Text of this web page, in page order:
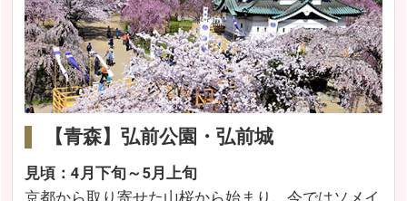
【青森】弘前公園・弘前城
見頃：4月下旬～5月上旬
京都から取り寄せた山桜から始まり、今ではソメイ